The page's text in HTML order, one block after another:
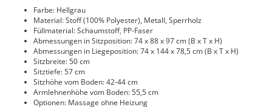
Farbe: Hellgrau
Material: Stoff (100% Polyester), Metall, Sperrholz
Füllmaterial: Schaumstoff, PP-Faser
Abmessungen in Sitzposition: 74 x 88 x 97 cm (B x T x H)
Abmessungen in Liegeposition: 74 x 144 x 78,5 cm (B x T x H)
Sitzbreite: 50 cm
Sitztiefe: 57 cm
Sitzhöhe vom Boden: 42-44 cm
Armlehnenhöhe vom Boden: 55,5 cm
Optionen: Massage ohne Heizung